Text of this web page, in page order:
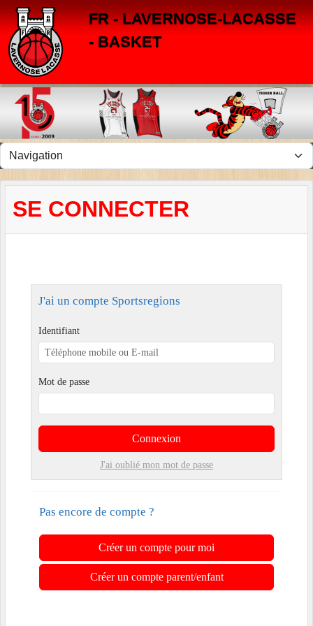
FR - LAVERNOSE-LACASSE
- BASKET
SE CONNECTER
J'ai un compte Sportsregions
Identifiant
Mot de passe
Connexion
J'ai oublié mon mot de passe
Pas encore de compte ?
Créer un compte pour moi
Créer un compte parent/enfant
Panneau de gestion des cookies